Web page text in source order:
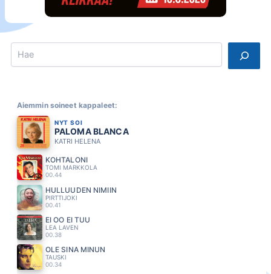
Search
Aiemmin soineet kappaleet:
NYT SOI
PALOMA BLANCA
KATRI HELENA
KOHTALONI
TOMI MARKKOLA
00.44
HULLUUDEN NIMIIN
PIRTTIJOKI
00.41
EI OO EI TUU
LEA LAVEN
00.38
OLE SINA MINUN
TAUSKI
00.34